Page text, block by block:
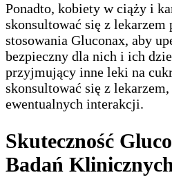
Ponadto, kobiety w ciąży i
skonsultować się z lekarzem
stosowania Gluconax, aby
bezpieczny dla nich i ich
przyjmujący inne leki na
skonsultować się z
ewentualnych interakcji.
Skuteczność
Badań